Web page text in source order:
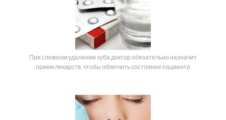
При сложном удалении зуба доктор обязательно назначит
прием лекарств, чтобы облегчить состояние пациента